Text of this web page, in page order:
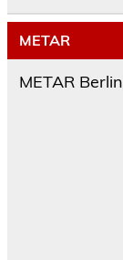
METAR
METAR